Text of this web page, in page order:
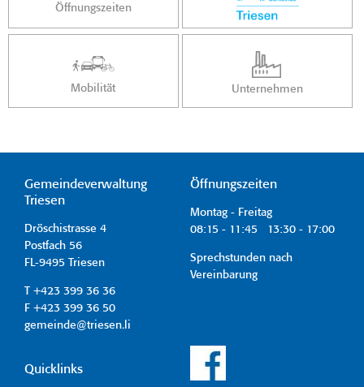
Öffnungszeiten
Mobilität Unternehmen
Gemeindeverwaltung
Triesen
Dröschistrasse 4
Postfach 56
FL-9495 Triesen
T +423 399 36 36
F +423 399 36 50
gemeinde@triesen.li
Öffnungszeiten
Montag - Freitag
08:15 - 11:45 13:30 - 17:00
Sprechstunden nach
Vereinbarung
Quicklinks